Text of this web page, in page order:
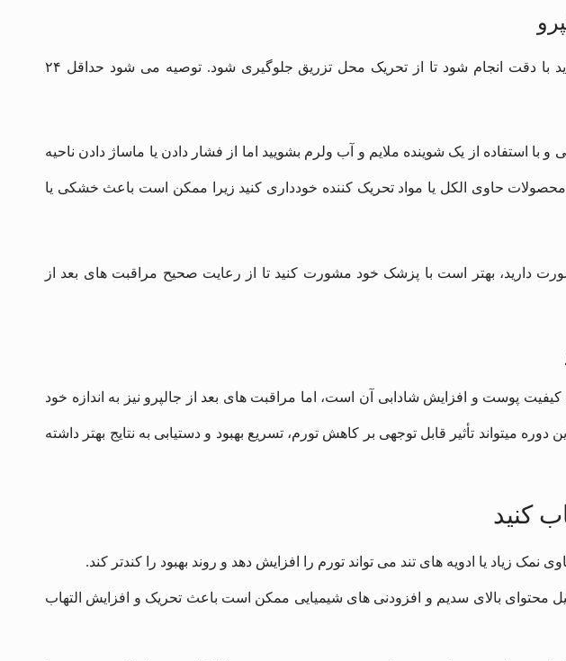
بعد از تزریق مزوژل جالپرو، شستن صورت باید با دقت انجام شود تا از تحریک محل تزریق جلوگیری شود. توصیه می‌ شود حداقل ۲۴
با استفاده از یک شوینده ملایم و آب ولرم بشویید اما از فشار دادن یا ماساژ دادن ناحیه
محصولات حاوی الکل یا مواد تحریک‌ کننده خودداری کنید زیرا ممکن است باعث خشکی یا
دارید، بهتر است با پزشک خود مشورت کنید تا از رعایت صحیح مراقبت های بعد از
پوست و افزایش شادابی آن است، اما مراقبت های بعد از جالپرو نیز به اندازه خود
دوره میتواند تأثیر قابل توجهی بر کاهش تورم، تسریع بهبود و دستیابی به نتایج بهتر داشته
کنید
زیاد یا ادویه‌ های تند می تواند تورم را افزایش دهد و روند بهبود را کندتر کند.
محتوای بالای سدیم و افزودنی‌ های شیمیایی ممکن است باعث تحریک و افزایش التهاب